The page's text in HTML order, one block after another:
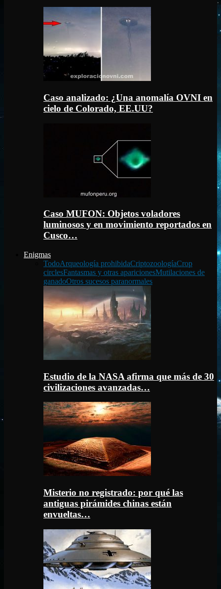
Caso analizado: ¿Una anomalía OVNI en
cielo de Colorado, EE.UU?
Caso MUFON: Objetos voladores
luminosos y en movimiento reportados en
Cusco…
Enigmas
TodoArqueología prohibidaCriptozoologíaCrop
circlesFantasmas y otras aparicionesMutilaciones de
ganadoOtros sucesos paranormales
Estudio de la NASA afirma que más de 30
civilizaciones avanzadas…
Misterio no registrado: por qué las
antiguas pirámides chinas están
envueltas…